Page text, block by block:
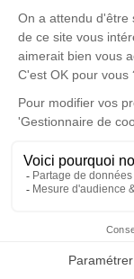
Faire-part
hommage
Nous ne
ceux qui
Une partie des
association de
disposition le
accessible grâce
Merci à tous,